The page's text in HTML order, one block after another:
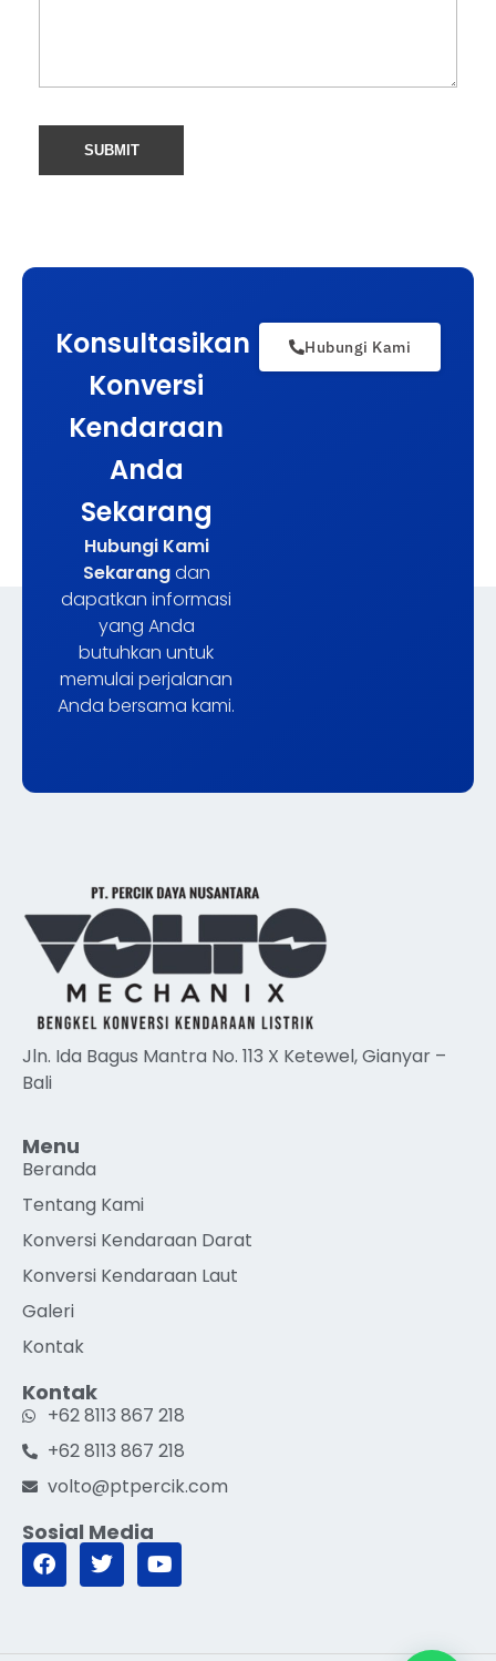
Konsultasikan
Konversi
Kendaraan
Anda
Sekarang
Hubungi Kami
Sekarangdan
dapatkan informasi
yang Anda
butuhkan untuk
memulai perjalanan
Anda bersama kami.
Hubungi Kami
Jln. Ida Bagus Mantra No. 113 X Ketewel, Gianyar –
Bali
Menu
Beranda
Tentang Kami
Konversi Kendaraan Darat
Konversi Kendaraan Laut
Galeri
Kontak
Kontak
+62 8113 867 218
+62 8113 867 218
volto@ptpercik.com
Sosial Media